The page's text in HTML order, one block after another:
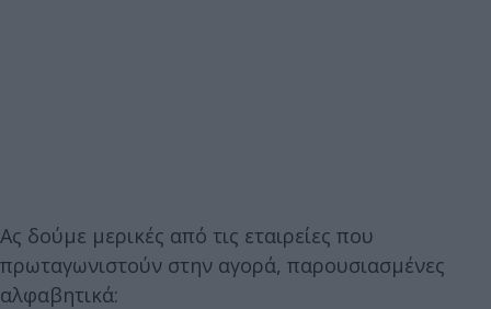
Ας δούμε μερικές από τις εταιρείες που
πρωταγωνιστούν στην αγορά, παρουσιασμένες
αλφαβητικά: